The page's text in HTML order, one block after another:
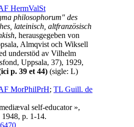
HermValSt
philosophorum" des
lateinisch, altfranzösisch
, herausgegeben von
Almqvist och Wiksell
understöd av Vilhelm
Uppsala, 37), 1929,
p. 39 et 44) (sigle: L)
MorPhilPrH; TL Guill. de
self-educator »,
1948, p. 1-14.